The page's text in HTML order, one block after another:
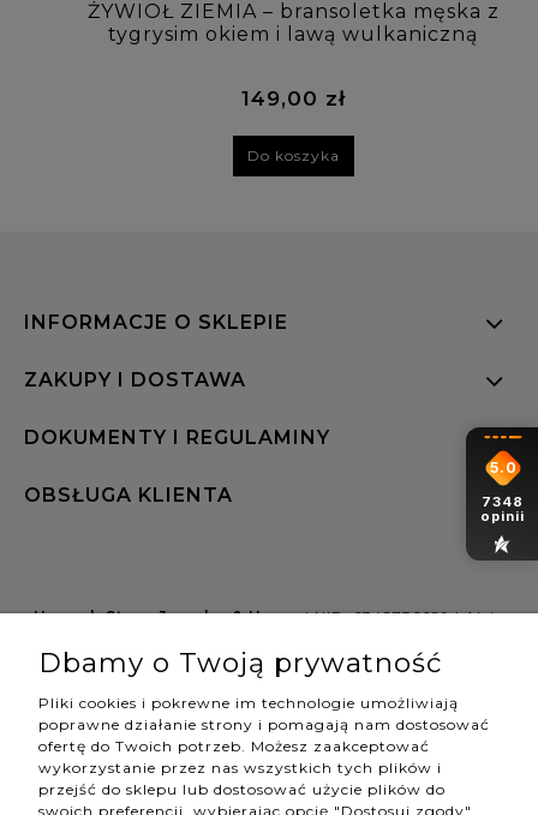
ŻYWIOŁ ZIEMIA – bransoletka męska z
tygrysim okiem i lawą wulkaniczną
149,00 zł
Do koszyka
INFORMACJE O SKLEPIE
ZAKUPY I DOSTAWA
DOKUMENTY I REGULAMINY
OBSŁUGA KLIENTA
Hannah Store Jewelry & Home| NIP: 6342736629 | Aleja
shop@hannahstore.pl
pokaż pełną wersję strony
5.0
7348
opinii
Dbamy o Twoją prywatność
Pliki cookies i pokrewne im technologie umożliwiają
poprawne działanie strony i pomagają nam dostosować
ofertę do Twoich potrzeb. Możesz zaakceptować
wykorzystanie przez nas wszystkich tych plików i
przejść do sklepu lub dostosować użycie plików do
swoich preferencji, wybierając opcję "Dostosuj zgody".